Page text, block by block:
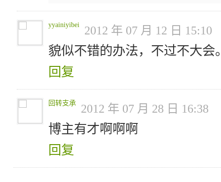
yyainiyibei 2012 年 07 月 12 日 15:10
貌似不错的办法，不过不大会
回复
回转支承 2012 年 07 月 28 日 16:38
博主有才啊啊啊
回复